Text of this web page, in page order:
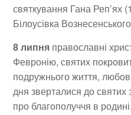
святкування Гана Реп’ях
Білоусівка
8 липня православні
Февронію, святих
подружнього життя,
дня зверталися до святих
про благополуччя в родині.